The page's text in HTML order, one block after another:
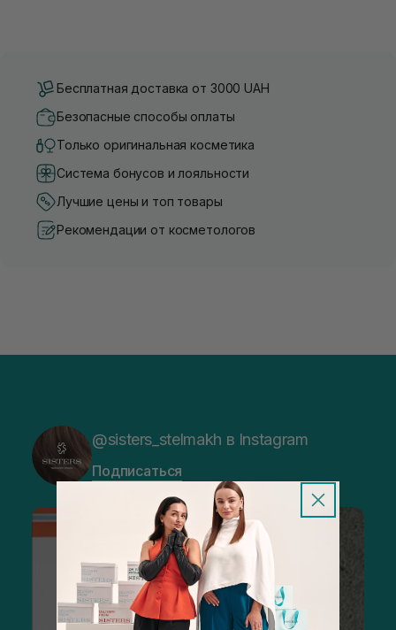
Бесплатная доставка от 3000 UAH
Безопасные способы оплаты
Только оригинальная косметика
Система бонусов и лояльности
Лучшие цены и топ товары
Рекомендации от косметологов
@sisters_stelmakh в Instagram
Подписаться